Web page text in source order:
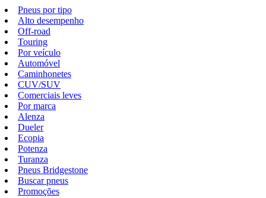
Pneus por tipo
Alto desempenho
Off-road
Touring
Por veículo
Automóvel
Caminhonetes
CUV/SUV
Comerciais leves
Por marca
Alenza
Dueler
Ecopia
Potenza
Turanza
Pneus Bridgestone
Buscar pneus
Promoções